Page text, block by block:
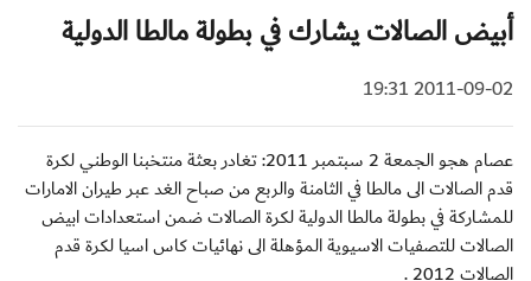
أبيض الصالات يشارك في بطولة مالطا الدولية
2011-09-02 19:31
عصام هجو الجمعة 2 سبتمبر 2011: تغادر بعثة منتخبنا الوطني لكرة
قدم الصالات الى مالطا في الثامنة والربع من صباح الغد عبر طيران الامارات
للمشاركة في بطولة مالطا الدولية لكرة الصالات ضمن استعدادات ابيض
الصالات للتصفيات الاسيوية المؤهلة الى نهائيات كاس اسيا لكرة قدم
الصالات 2012 .